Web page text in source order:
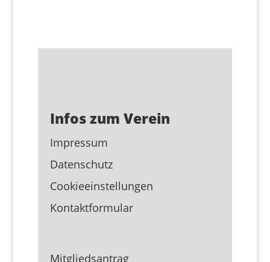
Infos zum Verein
Impressum
Datenschutz
Cookieeinstellungen
Kontaktformular
Mitgliedsantrag